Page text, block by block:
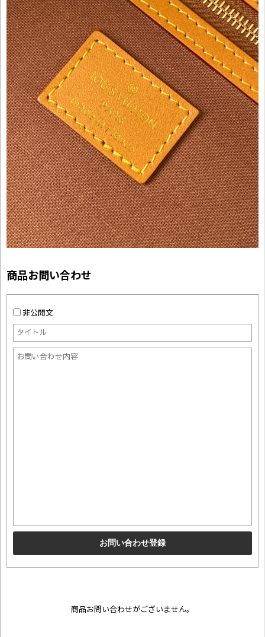
商品お問い合わせ
非公開文
商品お問い合わせがございません。